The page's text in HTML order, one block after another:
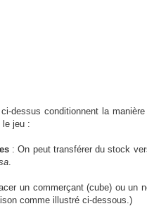
dessus conditionnent la
le jeu :
: On peut transférer du stock
.
un commerçant (cube) ou un
comme illustré ci-dessous.)